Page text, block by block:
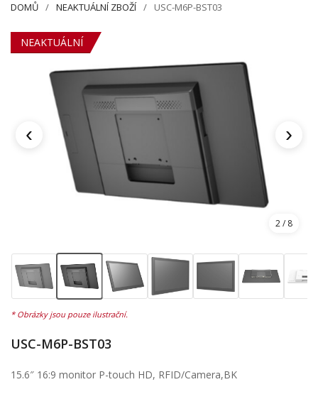
DOMŮ NEAKTUÁLNÍ ZBOŽÍ USC-M6P-BST03
NEAKTUÁLNÍ
‹ ›
2/ 8
USC-M6P-BST03
15.6″ 16:9 monitor P-touch HD, RFID/Camera,BK